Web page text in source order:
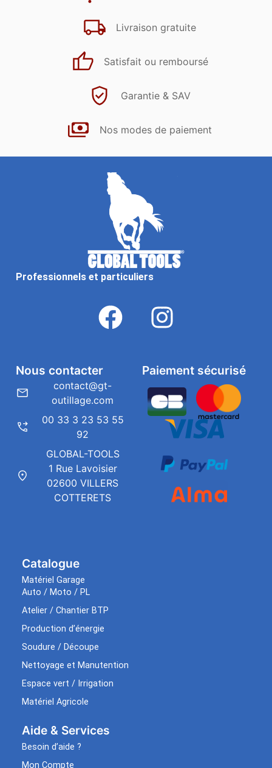
Livraison gratuite
Satisfait ou remboursé
Garantie & SAV
Nos modes de paiement
Professionnels et particuliers
Catalogue
Matériel Garage
Auto / Moto / PL
Atelier / Chantier BTP
Production d’énergie
Soudure / Découpe
Nettoyage et Manutention
Espace vert / Irrigation
Matériel Agricole
Aide & Services​
Besoin d’aide ?
Mon Compte
Paiement sécurisé
Nous contacter
contact@gt-
outillage.com
00 33 3 23 53 55
92
GLOBAL-TOOLS
1 Rue Lavoisier
02600 VILLERS
COTTERETS